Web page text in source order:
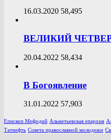
16.03.2020 58,495
ВЕЛИКИЙ
20.04.2022 58,434
В Богоявление
31.01.2022 57,903
Епископ Мефодий Альметьевская епархия
Татнефть Совета православной молодежи